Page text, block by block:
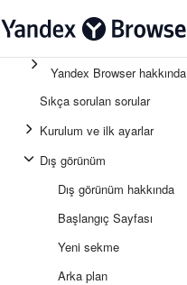
Yandex Browser hakkında
Sıkça sorulan sorular
Kurulum ve ilk ayarlar
Dış görünüm
Dış görünüm hakkında
Başlangıç Sayfası
Yeni sekme
Arka plan